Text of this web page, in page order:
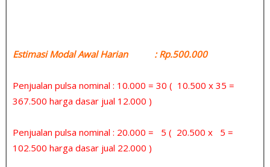
Estimasi Modal Awal Harian : Rp.500.000
Penjualan pulsa nominal : 10.000 = 30 ( 10.500 x 35 =
367.500 harga dasar jual 12.000 )
Penjualan pulsa nominal : 20.000 = 5 ( 20.500 x 5 =
102.500 harga dasar jual 22.000 )